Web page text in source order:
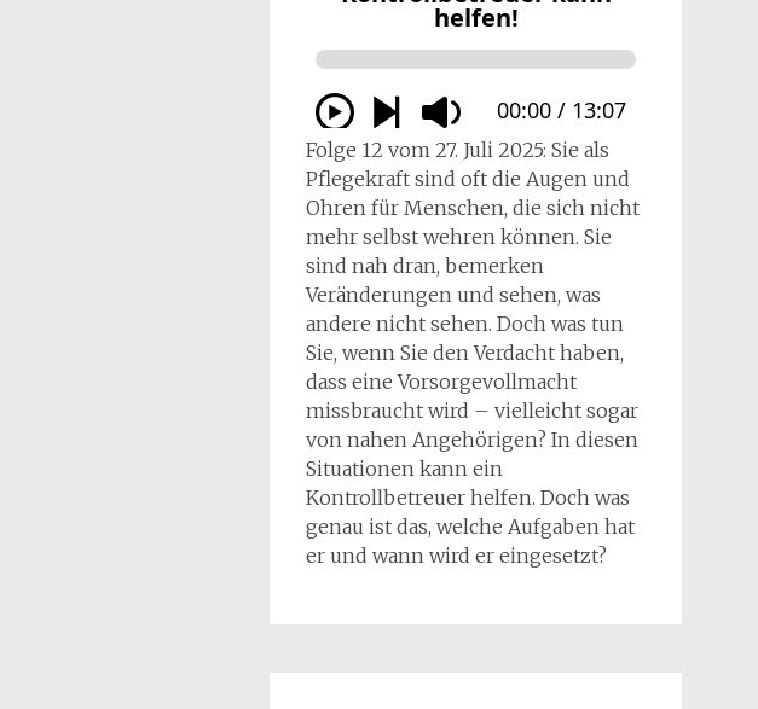
Folge 12 vom 27. Juli 2025: Sie als
Pflegekraft sind oft die Augen und
Ohren für Menschen, die sich nicht
mehr selbst wehren können. Sie
sind nah dran, bemerken
Veränderungen und sehen, was
andere nicht sehen. Doch was tun
Sie, wenn Sie den Verdacht haben,
dass eine Vorsorgevollmacht
missbraucht wird – vielleicht sogar
von nahen Angehörigen? In diesen
Situationen kann ein
Kontrollbetreuer helfen. Doch was
genau ist das, welche Aufgaben hat
er und wann wird er eingesetzt?